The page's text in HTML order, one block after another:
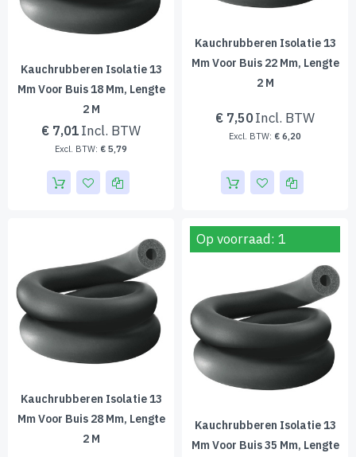
Kauchrubberen Isolatie 13
Mm Voor Buis 18 Mm, Lengte
2 M
€ 7,01
€ 5,79
Kauchrubberen Isolatie 13
Mm Voor Buis 22 Mm, Lengte
2 M
€ 7,50
€ 6,20
Kauchrubberen Isolatie 13
Mm Voor Buis 28 Mm, Lengte
2 M
Op voorraad: 1
Kauchrubberen Isolatie 13
Mm Voor Buis 35 Mm, Lengte